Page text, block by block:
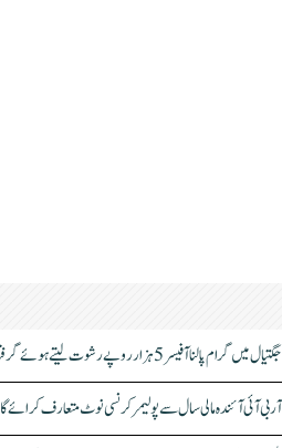
جگتیال میں گرام پالنا آفیسر 5 ہزار روپے رشوت لیتے ہوئے گرفتار
آر بی آئی آئندہ مالی سال سے پولیمر کرنسی نوٹ متعارف کرائے گا